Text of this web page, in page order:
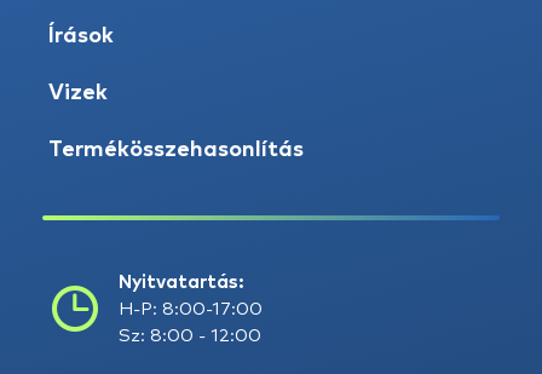
Írások
Vizek
Termékösszehasonlítás
Nyitvatartás:
H-P: 8:00-17:00
Sz: 8:00 - 12:00